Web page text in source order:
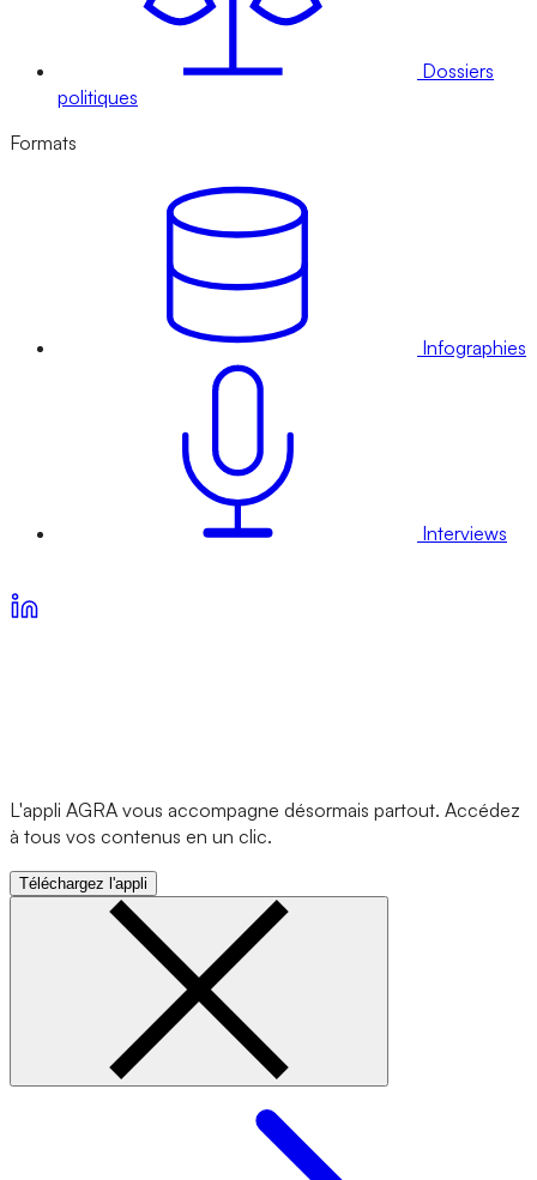
Dossiers
politiques
Formats
Infographies
Interviews
L'appli AGRA vous accompagne désormais partout. Accédez
à tous vos contenus en un clic.
Téléchargez l'appli